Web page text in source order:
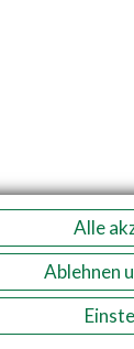
Impressum
Alle
Ablehnen